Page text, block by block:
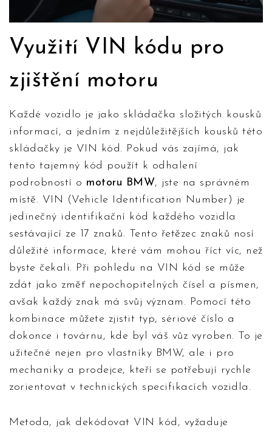
Využití VIN kódu pro
zjištění motoru
Každé vozidlo je jako skládačka složitých kousků
informací, a jedním z nejdůležitějších kousků této
skládačky je VIN kód. Pokud vás zajímá, jak
tento tajemný kód použít k odhalení
podrobností o motoru BMW, jste na správném
místě. VIN (Vehicle Identification Number) je
jedinečný identifikační kód každého vozidla
sestávající ze 17 znaků. Tento řetězec znaků nosí
důležité informace, které vám mohou říct víc, než
byste čekali. Při pohledu na VIN kód se může
zdát jako změť nepochopitelných čísel a písmen,
avšak každý znak má svůj význam. Pomocí této
kombinace můžete zjistit typ, sériové číslo a
dokonce i továrnu, kde byl váš vůz vyroben. To je
užitečné nejen pro vlastníky BMW, ale i pro
mechaniky a prodejce, kteří se potřebují rychle
zorientovat v technických specifikacích vozidla.
Metoda, jak dekódovat VIN kód, vyžaduje